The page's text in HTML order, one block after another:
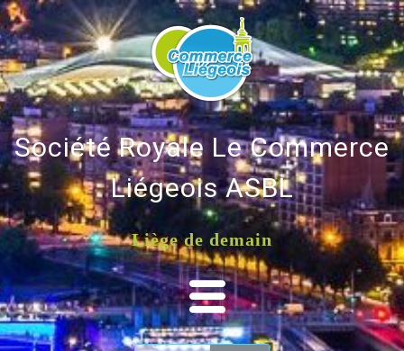
Société Royale Le Commerce
Liégeois ASBL
Liège de demain